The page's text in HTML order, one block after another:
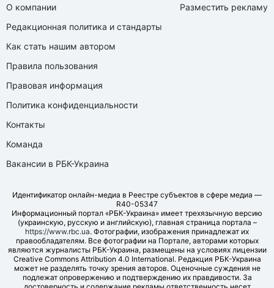
О компании
Редакционная политика и стандарты
Как стать нашим автором
Правила пользования
Правовая информация
Политика конфиденциальности
Контакты
Команда
Вакансии в РБК-Украина
Разместить рекламу
Идентификатор онлайн-медиа в Реестре субъектов в сфере медиа —
R40-05347
Информационный портал «РБК-Украина» имеет трехязычную версию
(украинскую, русскую и английскую), главная страница портала –
https://www.rbc.ua. Фотографии, изображения принадлежат их
правообладателям. Все фотографии на Портале, авторами которых
являются журналисты РБК-Украина, размещены на условиях лицензии
Creative Commons Attribution 4.0 International. Редакция РБК-Украина
может не разделять точку зрения авторов. Оценочные суждения не
подлежат опровержению и подтверждению их правдивости. За